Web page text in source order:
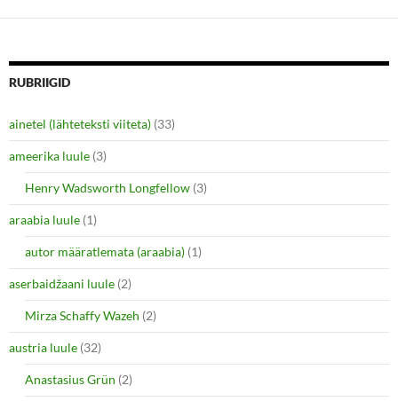
o d
RUBRIIGID
ainetel (lähteteksti viiteta) (33)
ameerika luule (3)
Henry Wadsworth Longfellow (3)
araabia luule (1)
autor määratlemata (araabia) (1)
aserbaidžaani luule (2)
Mirza Schaffy Wazeh (2)
austria luule (32)
Anastasius Grün (2)